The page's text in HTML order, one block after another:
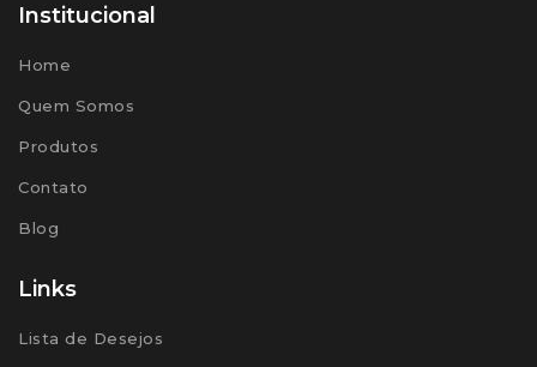
Institucional
Home
Quem Somos
Produtos
Contato
Blog
Links
Lista de Desejos